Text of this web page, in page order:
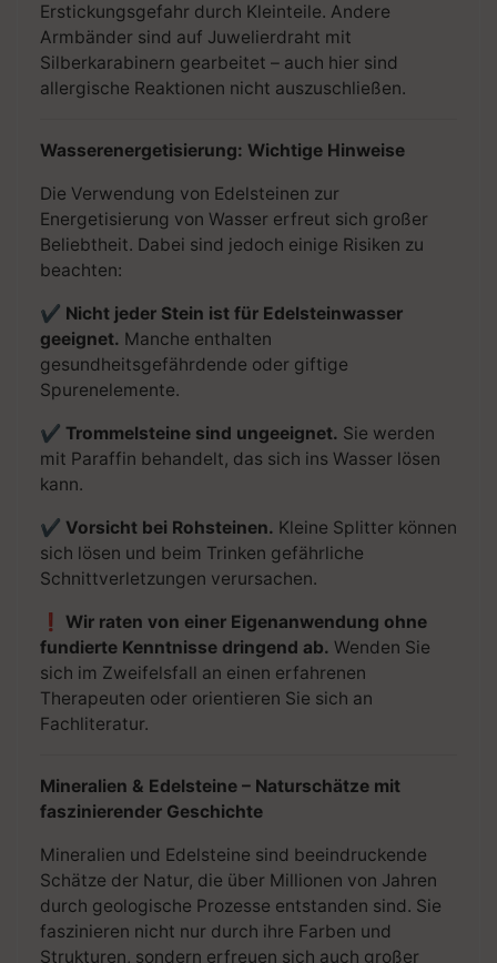
Erstickungsgefahr durch Kleinteile. Andere
Armbänder sind auf Juwelierdraht mit
Silberkarabinern gearbeitet – auch hier sind
allergische Reaktionen nicht auszuschließen.
Wasserenergetisierung: Wichtige Hinweise
Die Verwendung von Edelsteinen zur
Energetisierung von Wasser erfreut sich großer
Beliebtheit. Dabei sind jedoch einige Risiken zu
beachten:
✔ Nicht jeder Stein ist für Edelsteinwasser
geeignet. Manche enthalten
gesundheitsgefährdende oder giftige
Spurenelemente.
✔ Trommelsteine sind ungeeignet. Sie werden
mit Paraffin behandelt, das sich ins Wasser lösen
kann.
✔ Vorsicht bei Rohsteinen. Kleine Splitter können
sich lösen und beim Trinken gefährliche
Schnittverletzungen verursachen.
❗ Wir raten von einer Eigenanwendung ohne
fundierte Kenntnisse dringend ab. Wenden Sie
sich im Zweifelsfall an einen erfahrenen
Therapeuten oder orientieren Sie sich an
Fachliteratur.
Mineralien & Edelsteine – Naturschätze mit
faszinierender Geschichte
Mineralien und Edelsteine sind beeindruckende
Schätze der Natur, die über Millionen von Jahren
durch geologische Prozesse entstanden sind. Sie
faszinieren nicht nur durch ihre Farben und
Strukturen, sondern erfreuen sich auch großer